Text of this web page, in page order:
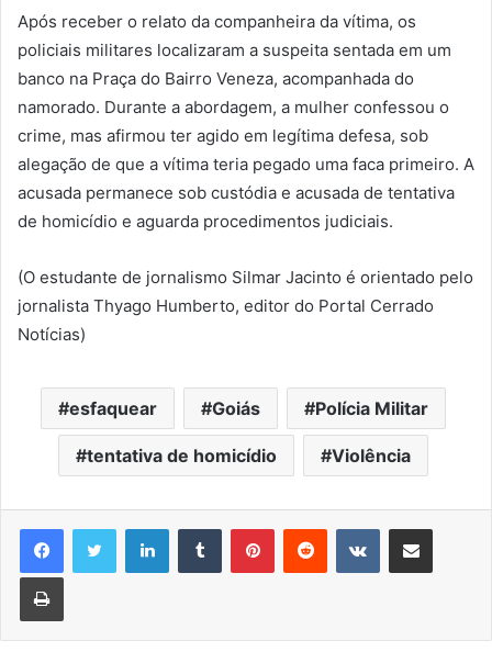
Após receber o relato da companheira da vítima, os
policiais militares localizaram a suspeita sentada em um
banco na Praça do Bairro Veneza, acompanhada do
namorado. Durante a abordagem, a mulher confessou o
crime, mas afirmou ter agido em legítima defesa, sob
alegação de que a vítima teria pegado uma faca primeiro. A
acusada permanece sob custódia e acusada de tentativa
de homicídio e aguarda procedimentos judiciais.
(O estudante de jornalismo Silmar Jacinto é orientado pelo
jornalista Thyago Humberto, editor do Portal Cerrado
Notícias)
esfaquear Goiás Polícia Militar
tentativa de homicídio Violência
LinkedinTumblr PinterestReddit VK Compartilhar via e-mail
Imprimir